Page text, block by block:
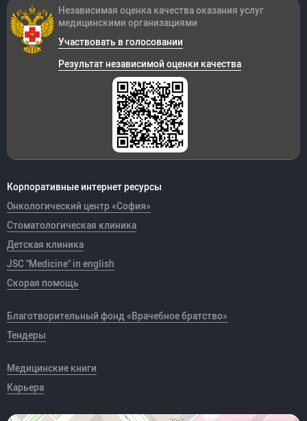
Корпоративные интернет ресурсы
Онкологический центр «София»
Стоматологическая клиника
Детская клиника
JSC "Medicine" in english
Скорая помощь
Благотворительный фонд «Врачебное братство»
Тендеры
Медицинские книги
Карьера
Независимая оценка качества оказания услуг
медицинскими организациями
Участвовать в голосовании
Результат независимой оценки качества